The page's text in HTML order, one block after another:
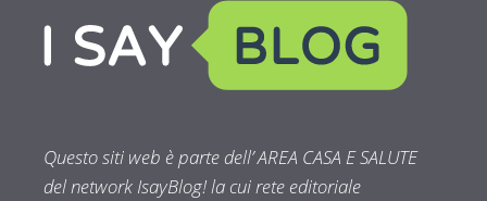
Questo siti web è parte dell’ AREA CASA E SALUTE
del network IsayBlog! la cui rete editoriale